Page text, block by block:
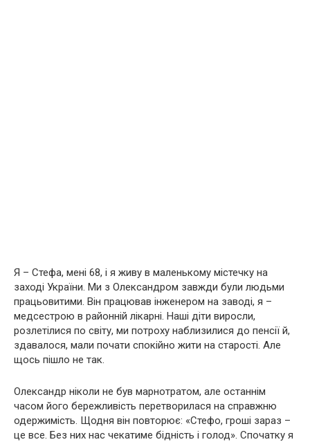
Я – Стефа, мені 68, і я живу в маленькому містечку на
заході України. Ми з Олександром завжди були людьми
працьовитими. Він працював інженером на заводі, я –
медсестрою в районній лікарні. Наші діти виросли,
розлетілися по світу, ми потроху наблизилися до пенсії й,
здавалося, мали почати спокійно жити на старості. Але
щось пішло не так.
Олександр ніколи не був марнотратом, але останнім
часом його бережливість перетворилася на справжню
одержимість. Щодня він повторює: «Стефо, гроші зараз –
це все. Без них нас чекатиме бідність і голод». Спочатку я